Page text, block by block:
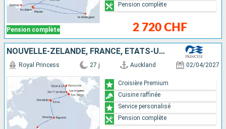
Pension complète 2 720 CHF
Pension complète
NOUVELLE-ZÉLANDE, FRANCE, ÉTATS-UNIS, CANADA
Royal Princess 27 j Auckland 02/04/2027
Croisière Premium
Cuisine raffinée
Service personalisé
Pension complète